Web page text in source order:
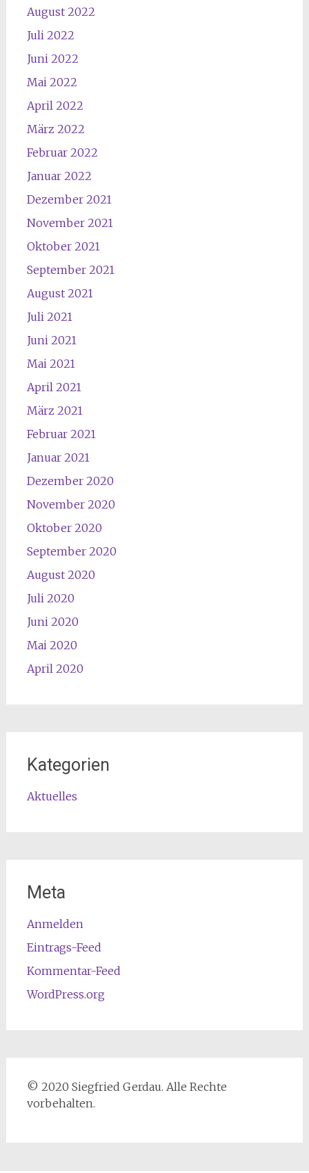
August 2022
Juli 2022
Juni 2022
Mai 2022
April 2022
März 2022
Februar 2022
Januar 2022
Dezember 2021
November 2021
Oktober 2021
September 2021
August 2021
Juli 2021
Juni 2021
Mai 2021
April 2021
März 2021
Februar 2021
Januar 2021
Dezember 2020
November 2020
Oktober 2020
September 2020
August 2020
Juli 2020
Juni 2020
Mai 2020
April 2020
Kategorien
Aktuelles
Meta
Anmelden
Eintrags-Feed
Kommentar-Feed
WordPress.org
© 2020 Siegfried Gerdau. Alle Rechte
vorbehalten.